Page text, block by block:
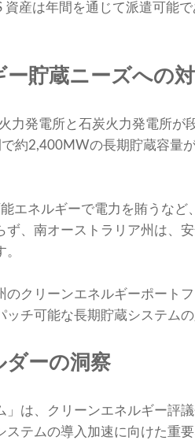
産は年間を通じて派遣可能
貯蔵ニーズへの
発電所と石炭火力発電所が
約2,400MWの長期貯蔵容量
エネルギーで電力を賄うなど
、南オーストラリア州は、
クリーンエネルギーポート
チ可能な長期貯蔵システム
ダーの洞察
は、クリーンエネルギー評
テムの導入加速に向けた重